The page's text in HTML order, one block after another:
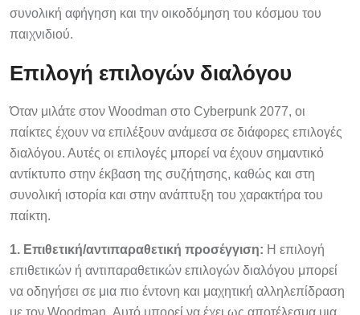
συνολική αφήγηση και την οικοδόμηση του κόσμου του
παιχνιδιού.
Επιλογή επιλογών διαλόγου
Όταν μιλάτε στον Woodman στο Cyberpunk 2077, οι
παίκτες έχουν να επιλέξουν ανάμεσα σε διάφορες επιλογές
διαλόγου. Αυτές οι επιλογές μπορεί να έχουν σημαντικό
αντίκτυπο στην έκβαση της συζήτησης, καθώς και στη
συνολική ιστορία και στην ανάπτυξη του χαρακτήρα του
παίκτη.
1. Επιθετική/αντιπαραθετική προσέγγιση: Η επιλογή
επιθετικών ή αντιπαραθετικών επιλογών διαλόγου μπορεί
να οδηγήσει σε μια πιο έντονη και μαχητική αλληλεπίδραση
με τον Woodman. Αυτό μπορεί να έχει ως αποτέλεσμα μια